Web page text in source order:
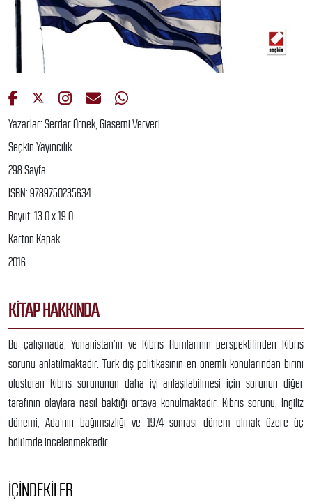
Yazarlar: Serdar Örnek, Giasemi Ververi
Seçkin Yayıncılık
298 Sayfa
ISBN: 9789750235634
Boyut: 13.0 x 19.0
Karton Kapak
2016
KITAP HAKKINDA
Bu çalışmada, Yunanistan’ın ve Kıbrıs Rumlarının perspektifinden Kıbrıs
sorunu anlatılmaktadır. Türk dış politikasının en önemli konularından birini
oluşturan Kıbrıs sorununun daha iyi anlaşılabilmesi için sorunun diğer
tarafının olaylara nasıl baktığı ortaya konulmaktadır. Kıbrıs sorunu, İngiliz
dönemi, Ada’nın bağımsızlığı ve 1974 sonrası dönem olmak üzere üç
bölümde incelenmektedir.
İÇINDEKILER